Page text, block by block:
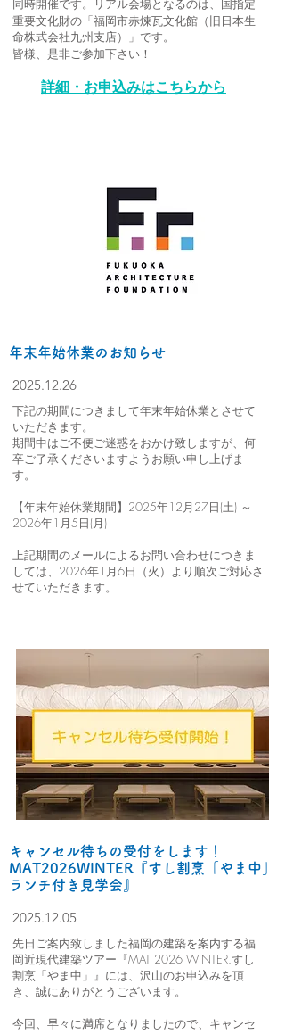
同時開催です。リアル会場となるのは、
国指定
重要文化財の「福岡市赤煉瓦文化館（旧日本生
命株式会社九州支店）」 です。
皆様、是非ご参加下さい！
詳細・お申込みはこちらから
年末年始休業のお知らせ
2025.12.26
下記の期間につきまして年末年始休業とさせて
いただきます。
期間中はご不便ご迷惑をおかけ致しますが、何
卒ご了承くださいますようお願い申し上げま
す。
【年末年始休業期間】2025年12月27日(土) ～
2026年1月5日(月)
上記期間のメールによるお問い合わせにつきま
しては、2026年1月6日（火）より順次ご対応さ
せていただきます。
キャンセル待ちの受付をします！
MAT2026WINTER『すし割烹「やま中」
ランチ付き見学会』
2025.12.05
先日ご案内致しました福岡の建築を案内する福
岡近現代建築ツアー『MAT 2026 WINTER.すし
割烹「やま中」』には、沢山のお申込みを頂
き、誠にありがとうございます。
今回、早々に満席となりましたので、キャンセ